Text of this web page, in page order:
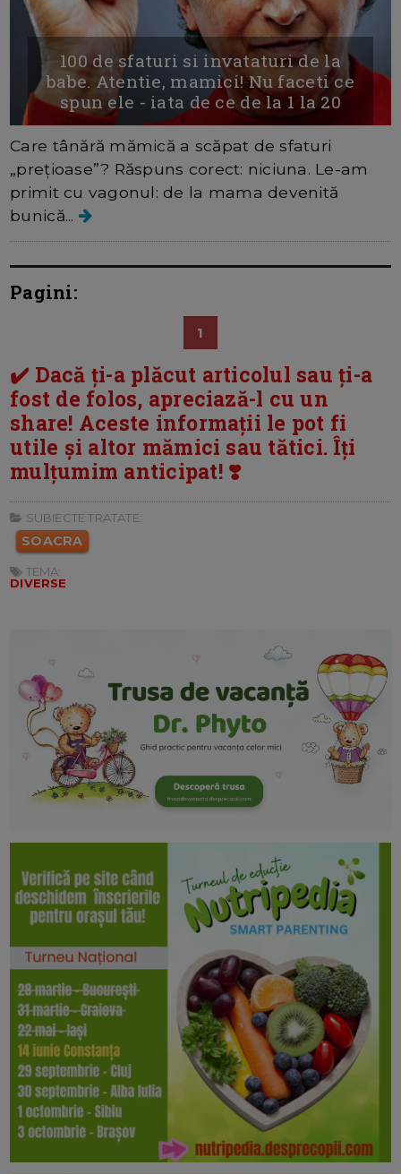
100 de sfaturi si invataturi de la
babe. Atentie, mamici! Nu faceti ce
spun ele - iata de ce de la 1 la 20
Care tânără mămică a scăpat de sfaturi
„prețioase”? Răspuns corect: niciuna. Le-am
primit cu vagonul: de la mama devenită
bunică...
Pagini:
1
✔️ Dacă ți-a plăcut articolul sau ți-a
fost de folos, apreciază-l cu un
share! Aceste informații le pot fi
utile și altor mămici sau tătici. Îți
mulțumim anticipat! ❣️
SUBIECTE TRATATE:
SOACRA
TEMA:
DIVERSE